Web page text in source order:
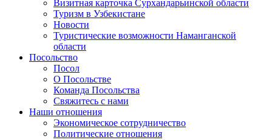
Визитная карточка Сурхандарьинской области
Туризм в Узбекистане
Новости
Туристические возможности Наманганской
области
Посольство
Посол
О Посольстве
Команда Посольства
Свяжитесь с нами
Наши отношения
Экономическое сотрудничество
Политические отношения